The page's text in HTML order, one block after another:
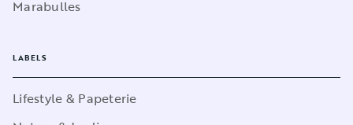
Marabulles
LABELS
Lifestyle & Papeterie